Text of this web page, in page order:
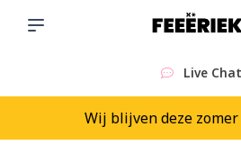
Live Chat
Wij blijven deze zomer